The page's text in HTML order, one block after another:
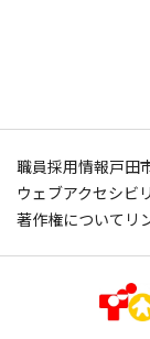
職員採用情報戸田
ウェブアクセシビ
著作権について リ